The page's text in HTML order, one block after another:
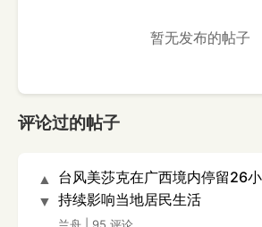
暂无发布的帖子
评论过的帖子
▲
▼
台风美莎克在广西境内停留26
持续影响当地居民生活